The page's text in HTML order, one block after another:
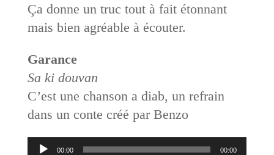
Ça donne un truc tout à fait étonnant
mais bien agréable à écouter.
Garance
Sa ki douvan
C’est une chanson a diab, un refrain
dans un conte créé par Benzo
Lecteur
00:00 00:00